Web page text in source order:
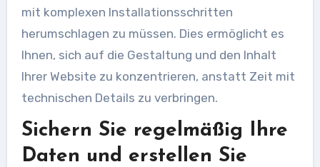
mit komplexen Installationsschritten
herumschlagen zu müssen. Dies ermöglicht es
Ihnen, sich auf die Gestaltung und den Inhalt
Ihrer Website zu konzentrieren, anstatt Zeit mit
technischen Details zu verbringen.
Sichern Sie regelmäßig Ihre
Daten und erstellen Sie